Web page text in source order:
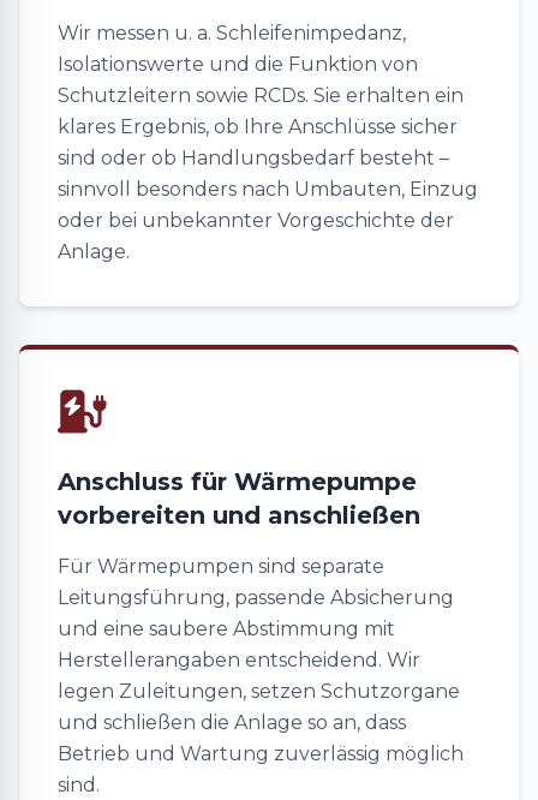
Wir messen u. a. Schleifenimpedanz,
Isolationswerte und die Funktion von
Schutzleitern sowie RCDs. Sie erhalten ein
klares Ergebnis, ob Ihre Anschlüsse sicher
sind oder ob Handlungsbedarf besteht –
sinnvoll besonders nach Umbauten, Einzug
oder bei unbekannter Vorgeschichte der
Anlage.
Anschluss für Wärmepumpe
vorbereiten und anschließen
Für Wärmepumpen sind separate
Leitungsführung, passende Absicherung
und eine saubere Abstimmung mit
Herstellerangaben entscheidend. Wir
legen Zuleitungen, setzen Schutzorgane
und schließen die Anlage so an, dass
Betrieb und Wartung zuverlässig möglich
sind.